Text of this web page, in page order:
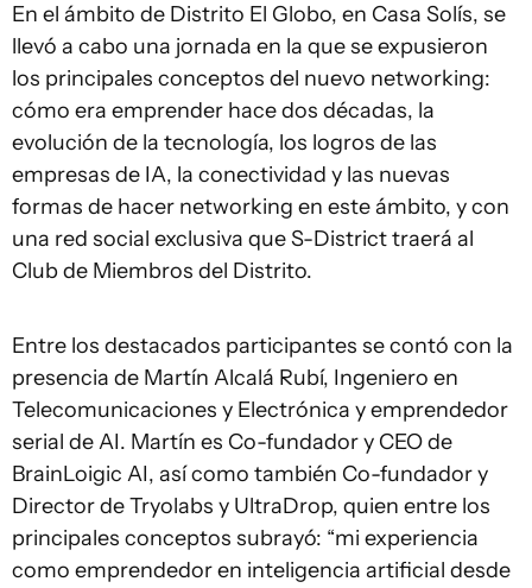
En el ámbito de Distrito El Globo, en Casa Solís, se
llevó a cabo una jornada en la que se expusieron
los principales conceptos del nuevo networking:
cómo era emprender hace dos décadas, la
evolución de la tecnología, los logros de las
empresas de IA, la conectividad y las nuevas
formas de hacer networking en este ámbito, y con
una red social exclusiva que S-District traerá al
Club de Miembros del Distrito.
Entre los destacados participantes se contó con la
presencia de Martín Alcalá Rubí, Ingeniero en
Telecomunicaciones y Electrónica y emprendedor
serial de AI. Martín es Co-fundador y CEO de
BrainLoigic AI, así como también Co-fundador y
Director de Tryolabs y UltraDrop, quien entre los
principales conceptos subrayó: “mi experiencia
como emprendedor en inteligencia artificial desde